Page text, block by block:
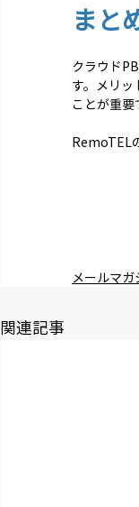
まと
クラウド
す。メリ
ことが重要
RemoTEL
メールマガ
関連記事